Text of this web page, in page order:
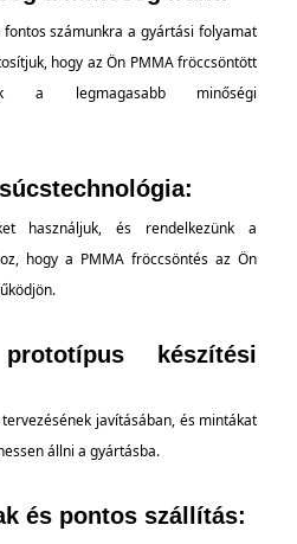
számunkra a gyártási folyamat
hogy az Ön PMMA fröccsöntött
a legmagasabb minőségi
használjuk, és rendelkezünk a
hogy a PMMA fröccsöntés az Ön
készítési
javításában, és mintákat
állni a gyártásba.
és pontos szállítás: